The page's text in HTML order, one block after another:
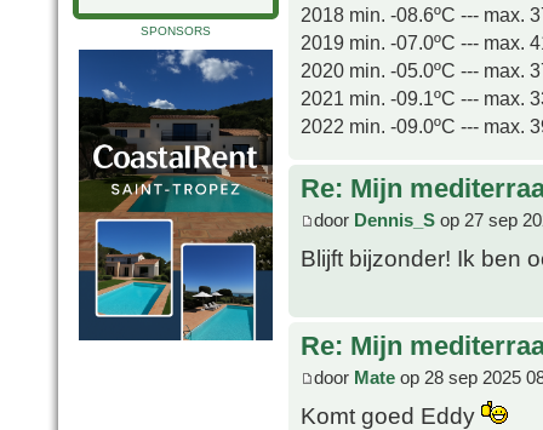
SPONSORS
2018 min. -08.6ºC --- max.
2019 min. -07.0ºC --- max.
2020 min. -05.0ºC --- max.
2021 min. -09.1ºC --- max.
2022 min. -09.0ºC --- max.
Re: Mijn
door Dennis_S op 27 sep
Blijft bijzonder! Ik ben
Re: Mijn
door Mate op 28 sep 2025
Komt goed Eddy